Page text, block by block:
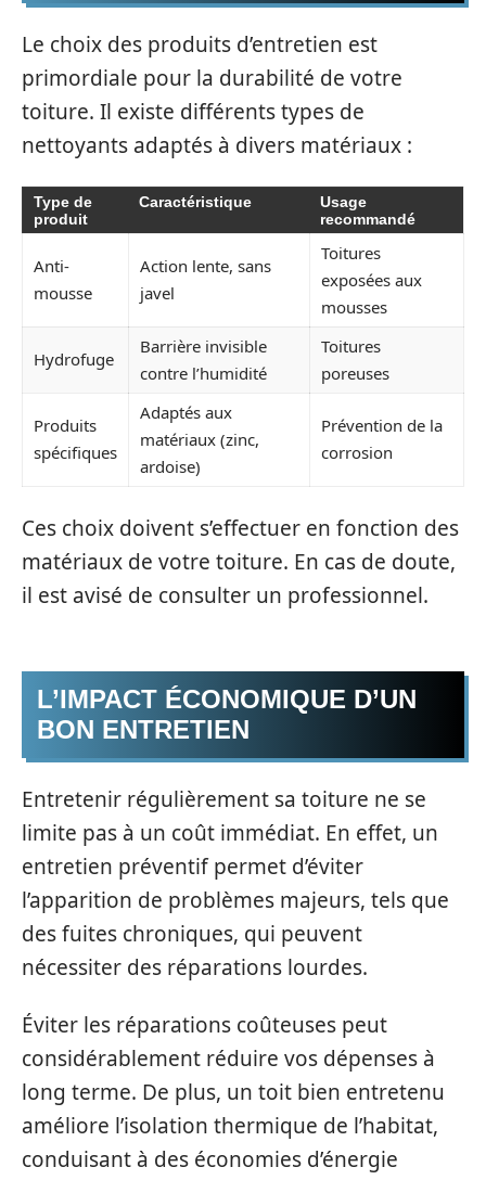
Le choix des produits d’entretien est
primordiale pour la durabilité de votre
toiture. Il existe différents types de
nettoyants adaptés à divers matériaux :
Type de
produit
Caractéristique
Usage
recommandé
Anti-
mousse
Action lente, sans
javel
Toitures
exposées aux
mousses
Hydrofuge
Barrière invisible
contre l’humidité
Toitures
poreuses
Produits
spécifiques
Adaptés aux
matériaux (zinc,
ardoise)
Prévention de la
corrosion
Ces choix doivent s’effectuer en fonction des
matériaux de votre toiture. En cas de doute,
il est avisé de consulter un professionnel.
L’IMPACT ÉCONOMIQUE D’UN
BON ENTRETIEN
Entretenir régulièrement sa toiture ne se
limite pas à un coût immédiat. En effet, un
entretien préventif permet d’éviter
l’apparition de problèmes majeurs, tels que
des fuites chroniques, qui peuvent
nécessiter des réparations lourdes.
Éviter les réparations coûteuses peut
considérablement réduire vos dépenses à
long terme. De plus, un toit bien entretenu
améliore l’isolation thermique de l’habitat,
conduisant à des économies d’énergie